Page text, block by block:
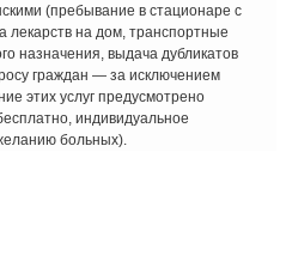
(пребывание в стационаре с
лекарств на дом, транспортные
назначения, выдача дубликатов
граждан — за исключением
этих услуг предусмотрено
индивидуальное
больных).